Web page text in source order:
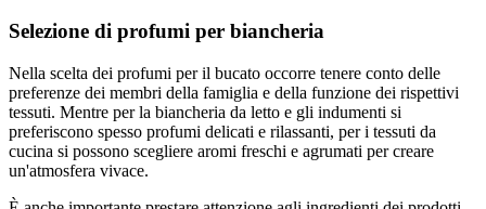
Selezione di profumi per biancheria
Nella scelta dei profumi per il bucato occorre tenere conto delle
preferenze dei membri della famiglia e della funzione dei rispettivi
tessuti. Mentre per la biancheria da letto e gli indumenti si
preferiscono spesso profumi delicati e rilassanti, per i tessuti da
cucina si possono scegliere aromi freschi e agrumati per creare
un'atmosfera vivace.